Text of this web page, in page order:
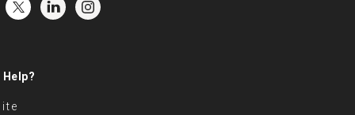
Help?